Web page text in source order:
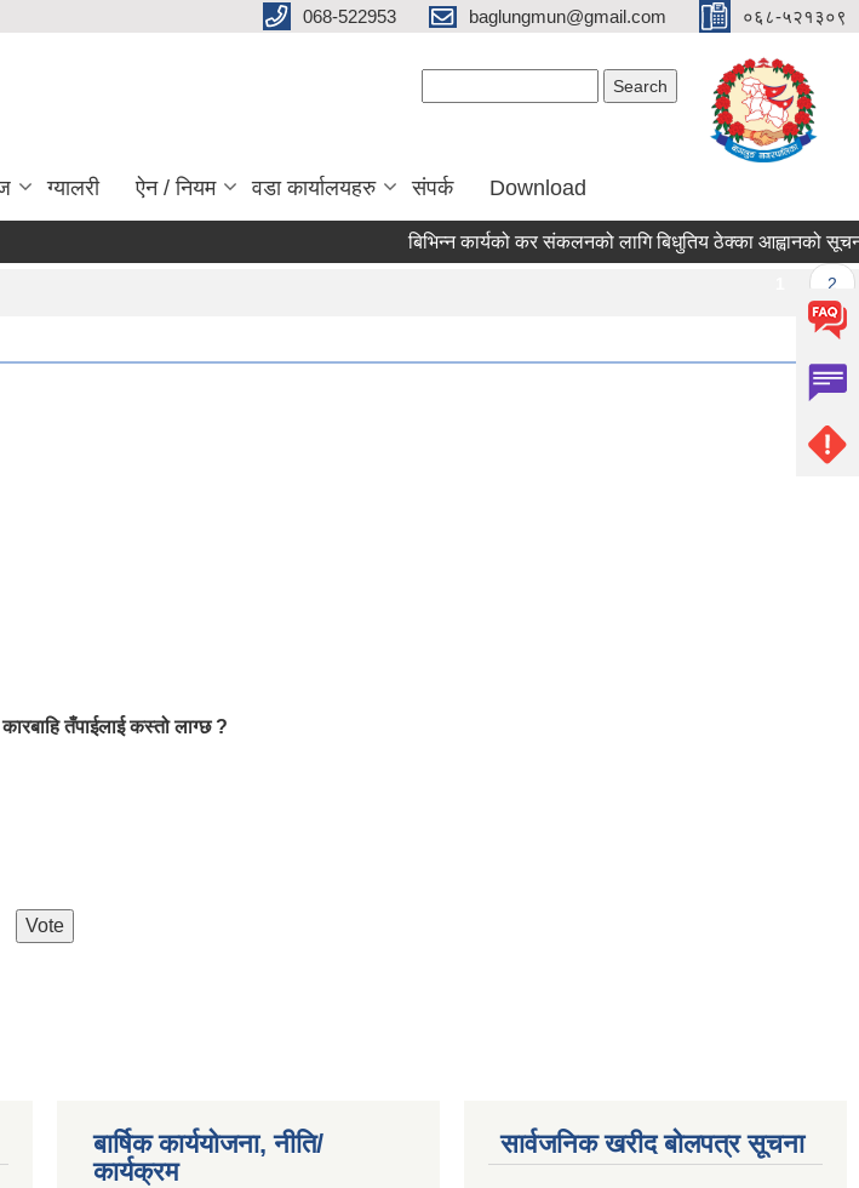
068-522953 baglungmun@gmail.com ०६८-५२१३०९
ग्यालरी ऐन / नियम वडा कार्यालयहरु संपर्क Download
बिभिन्न कार्यको कर संकलनको लागि बिधुतिय ठेक्का आह्वानको सूचना !!!
तँपाईलाई कस्तो लाग्छ ?
बार्षिक कार्ययोजना, नीति/
कार्यक्रम
सार्वजनिक खरीद बोलपत्र सूचना